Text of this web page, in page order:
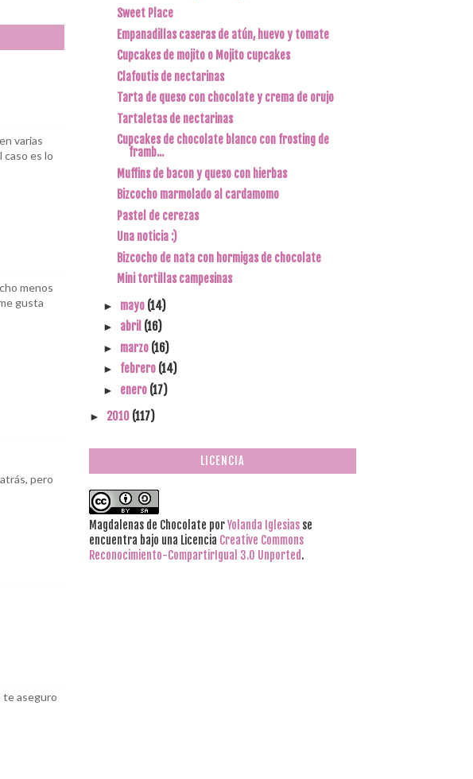
varias
caso es lo
menos
gusta
pero
te aseguro
Sweet Place
Empanadillas caseras de atún, huevo y tomate
Cupcakes de mojito o Mojito cupcakes
Clafoutis de nectarinas
Tarta de queso con chocolate y crema de orujo
Tartaletas de nectarinas
Cupcakes de chocolate blanco con frosting de
framb...
Muffins de bacon y queso con hierbas
Bizcocho marmolado al cardamomo
Pastel de cerezas
Una noticia :)
Bizcocho de nata con hormigas de chocolate
Mini tortillas campesinas
► mayo (14)
► abril (16)
► marzo (16)
► febrero (14)
► enero (17)
► 2010 (117)
LICENCIA
Magdalenas de Chocolate porYolanda Iglesias se
encuentra bajo una Licencia Creative Commons
Reconocimiento-CompartirIgual 3.0 Unported.